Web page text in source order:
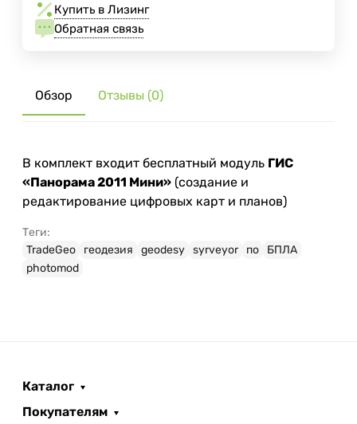
Купить в Лизинг
Обратная связь
Обзор Отзывы (0)
В комплект входит бесплатный модуль ГИС
«Панорама 2011 Мини» (создание и
редактирование цифровых карт и планов)
Теги:
TradeGeo
геодезия geodesy syrveyor по
БПЛА
photomod
Каталог
Покупателям